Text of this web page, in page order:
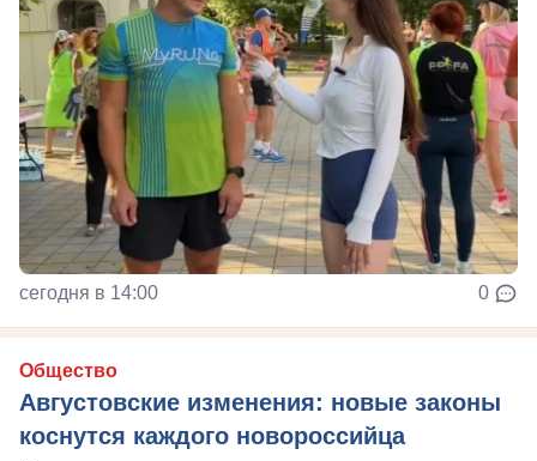
сегодня в 14:00 0
Общество
Августовские изменения: новые законы
коснутся каждого новороссийца